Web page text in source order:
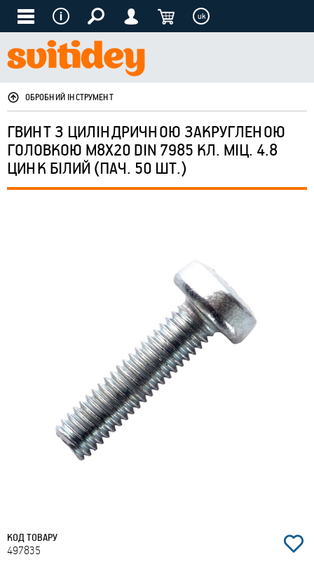
uk
ОБРОБНИЙ ІНСТРУМЕНТ
ГВИНТ З ЦИЛІНДРИЧНОЮ ЗАКРУГЛЕНОЮ
ГОЛОВКОЮ М8Х20 DIN 7985 КЛ. МІЦ. 4.8
ЦИНК БІЛИЙ (ПАЧ. 50 ШТ.)
КОД ТОВАРУ
497835